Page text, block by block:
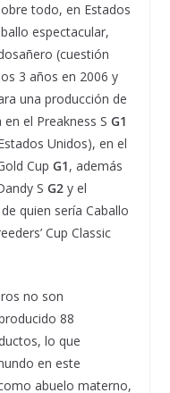
todo, en Estados
espectacular,
(cuestión
3 años en 2006 y
una producción de
el Preakness S G1
Unidos), en el
Cup G1, además
S G2y el
quien sería Caballo
Cup Classic
no son
88
lo que
en este
abuelo materno,